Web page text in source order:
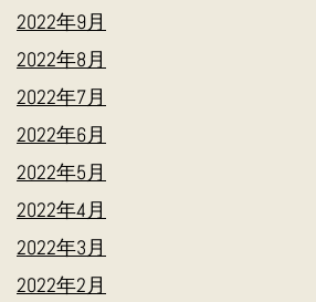
2022年9月
2022年8月
2022年7月
2022年6月
2022年5月
2022年4月
2022年3月
2022年2月